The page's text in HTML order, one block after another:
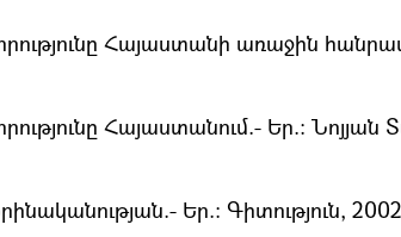
Հայաստանի առաջին
Հայաստանում.- Եր.։ Նոյյան
Եր.։ Գիտություն,